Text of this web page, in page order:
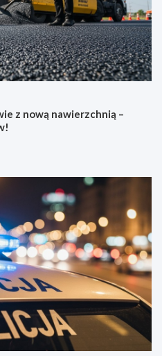
z nową nawierzchnią –